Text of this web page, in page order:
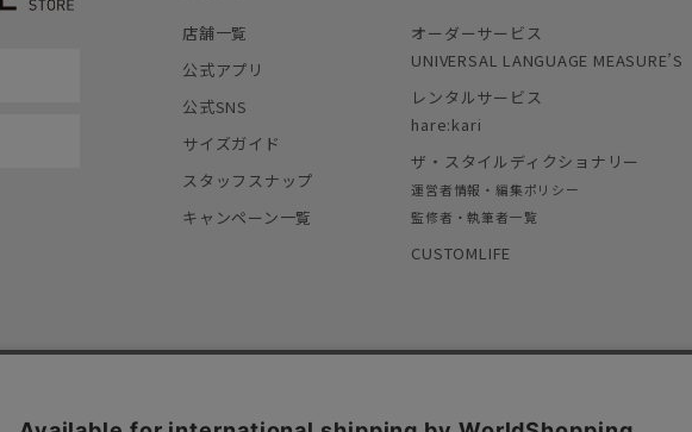
店舗一覧
公式アプリ
公式SNS
サイズガイド
スタッフスナップ
キャンペーン一覧
オーダーサービス
UNIVERSAL LANGUAGE MEASURE’S
レンタルサービス
hare:kari
ザ・スタイルディクショナリー
運営者情報・編集ポリシー
監修者・執筆者一覧
CUSTOMLIFE